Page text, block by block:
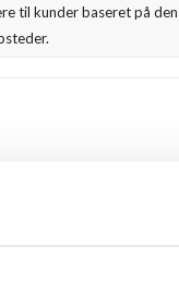
til kunder baseret på
at tilpasse og
) og undlade videre